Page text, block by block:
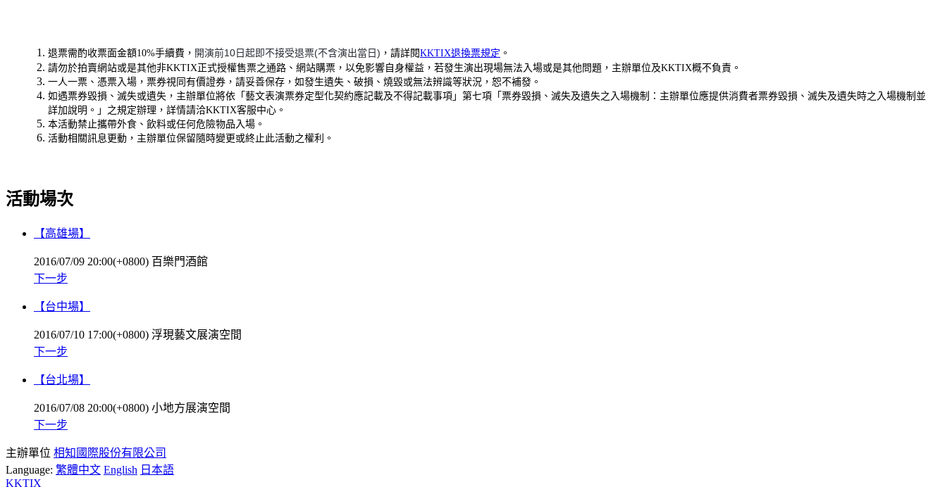
退票需酌收票面金額10%手續費， 開演前10日起即不接受退票(不含演出當日) ，請詳閱KKTIX退換票規定 。
請勿於拍賣網站或是其他非KKTIX正式授權售票之通路、網站購票，以免影響自身權益，若發生演出現場無法入場或是其他問題，主辦單位及KKTIX概不負責。
一人一票、憑票入場，票券視同有價證券，請妥善保存，如發生遺失、破損、燒毀或無法辨識等狀況，恕不補發。
如遇票券毀損、滅失或遺失，主辦單位將依「藝文表演票券定型化契約應記載及不得記載事項」第七項「票券毀損、滅失及遺失之入場機制：主辦單位應提供消費者票券毀損、滅失及遺失時之入場機制並
詳加說明。」之規定辦理，詳情請洽KKTIX客服中心。
本活動禁止攜帶外食、飲料或任何危險物品入場。
活動相關訊息更動，主辦單位保留隨時變更或終止此活動之權利。
活動場次
【高雄場】
2016/07/09 20:00(+0800) 百樂門酒館
下一步
【台中場】
2016/07/10 17:00(+0800) 浮現藝文展演空間
下一步
【台北場】
2016/07/08 20:00(+0800) 小地方展演空間
下一步
主辦單位 相知國際股份有限公司
Language: 繁體中文 English 日本語
KKTIX